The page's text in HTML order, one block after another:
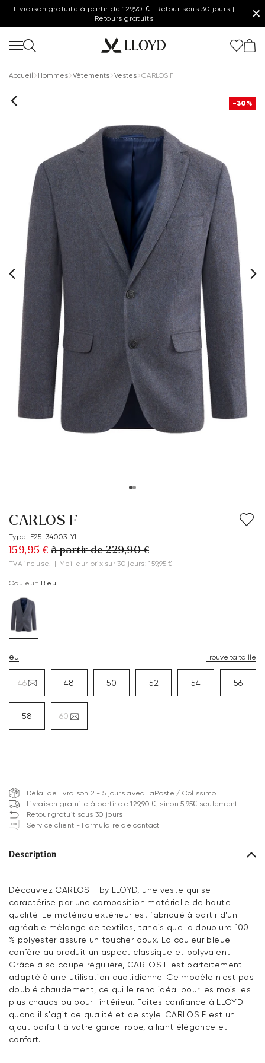
Livraison gratuite à partir de 129,90 € | Retour sous 30 jours |
Retours gratuits
✕
Accueil Hommes Vêtements Vestes CARLOS F
-30%
CARLOS F
Type. E25-34003-YL
159,95 € à partir de 229,90 €
TVA incluse. | Meilleur prix sur 30 jours: 159,95 €
Couleur: Bleu
eu Trouve ta taille
46 48 50 52 54 56
58 60
Délai de livraison 2 - 5 jours avec LaPoste / Colissimo
Livraison gratuite à partir de 129,90 €, sinon 5,95€ seulement
Retour gratuit sous 30 jours
Service client - Formulaire de contact
Description
Découvrez CARLOS F by LLOYD, une veste qui se
caractérise par une composition matérielle de haute
qualité. Le matériau extérieur est fabriqué à partir d'un
agréable mélange de textiles, tandis que la doublure 100
% polyester assure un toucher doux. La couleur bleue
confère au produit un aspect classique et polyvalent.
Grâce à sa coupe régulière, CARLOS F est parfaitement
adapté à une utilisation quotidienne. Ce modèle n'est pas
doublé chaudement, ce qui le rend idéal pour les mois les
plus chauds ou pour l'intérieur. Faites confiance à LLOYD
quand il s'agit de qualité et de style. CARLOS F est un
ajout parfait à votre garde-robe, alliant élégance et
confort.